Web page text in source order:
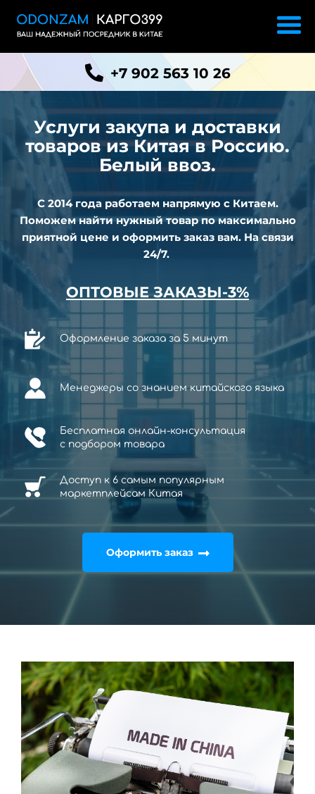
+7 902 563 10 26
Услуги закупа и доставки
товаров из Китая в Россию.
Белый ввоз.
С 2014 года работаем напрямую с Китаем.
Поможем найти нужный товар по максимально
приятной цене и оформить заказ вам. На связи
24/7.
ОПТОВЫЕ ЗАКАЗЫ-3%
Оформление заказа за 5 минут
Менеджеры со знанием китайского языка
Бесплатная онлайн-консультация
с подбором товара
Доступ к 6 самым популярным
маркетплейсам Китая
Оформить заказ